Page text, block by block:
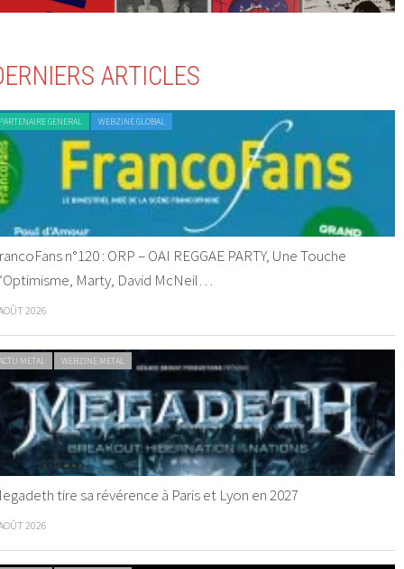
ARTICLES
GENERAL WEBZINE GLOBAL
n°120 : ORP – OAI REGGAE PARTY, Une Touche
Marty, David McNeil…
2026
METAL WEBZINE METAL
tire sa révérence à Paris et Lyon en 2027
2026